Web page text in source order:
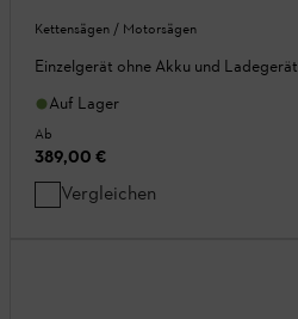
Kettensägen / Motorsägen
Einzelgerät ohne Akku und Ladegerät
Auf Lager
Ab
389,00 €
Vergleichen